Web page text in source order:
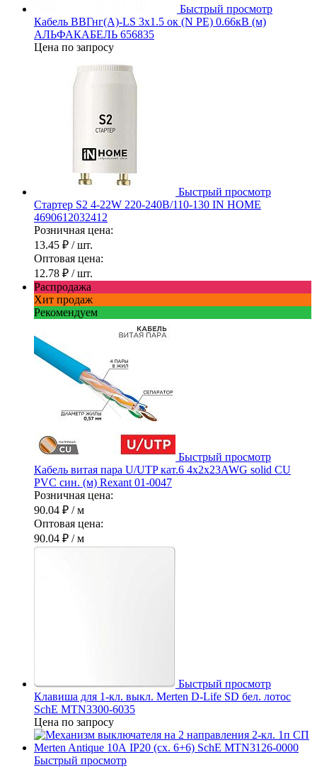
Быстрый просмотр
Кабель ВВГнг(А)-LS 3х1.5 ок (N PE) 0.66кВ (м)
АЛЬФАКАБЕЛЬ 656835
Цена по запросу
Быстрый просмотр
Стартер S2 4-22W 220-240В/110-130 IN HOME
4690612032412
Розничная цена:
13.45 ₽ / шт.
Оптовая цена:
12.78 ₽ / шт.
Распродажа
Хит продаж
Рекомендуем
Быстрый просмотр
Кабель витая пара U/UTP кат.6 4х2х23AWG solid CU
PVC син. (м) Rexant 01-0047
Розничная цена:
90.04 ₽ / м
Оптовая цена:
90.04 ₽ / м
Быстрый просмотр
Клавиша для 1-кл. выкл. Merten D-Life SD бел. лотос
SchE MTN3300-6035
Цена по запросу
Быстрый просмотр